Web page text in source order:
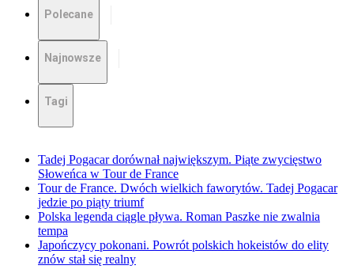
Polecane
Najnowsze
Tagi
Tadej Pogacar dorównał największym. Piąte zwycięstwo
Słoweńca w Tour de France
Tour de France. Dwóch wielkich faworytów. Tadej Pogacar
jedzie po piąty triumf
Polska legenda ciągle pływa. Roman Paszke nie zwalnia
tempa
Japończycy pokonani. Powrót polskich hokeistów do elity
znów stał się realny